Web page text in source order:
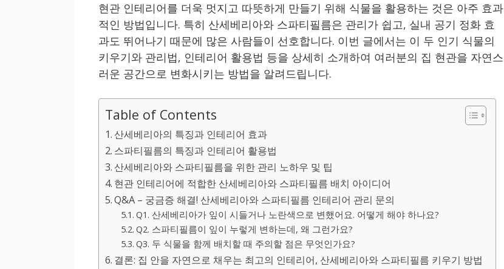
현관 인테리어를 더욱 멋지고 따뜻하게 만들기 위해 식물을 활용하는 것은 아주 효과
적인 방법입니다. 특히 산세베리아와 스파티필름은 관리가 쉽고, 실내 공기 정화 효
과도 뛰어나기 때문에 많은 사람들이 선호합니다. 이번 글에서는 이 두 인기 식물의
키우기와 관리법, 인테리어 활용법 등을 상세히 소개하여 여러분의 집 현관을 자연스
러운 공간으로 변화시키는 방법을 알려드립니다.
Table of Contents
산세베리아의 특징과 인테리어 효과
스파티필름의 특징과 인테리어 활용법
산세베리아와 스파티필름을 위한 관리 노하우 및 팁
현관 인테리어에 적합한 산세베리아와 스파티필름 배치 아이디어
Q&A – 궁금증 해결! 산세베리아와 스파티필름 인테리어 관리 문의
Q1. 산세베리아가 잎이 시들거나 노란색으로 변했어요. 어떻게 해야 하나요?
Q2. 스파티필름이 잎이 누렇게 변하는데, 왜 그런가요?
Q3. 두 식물을 함께 배치할 때 주의할 점은 무엇인가요?
결론: 집 안을 자연으로 채우는 최고의 인테리어, 산세베리아와 스파티필름 키우기 방법